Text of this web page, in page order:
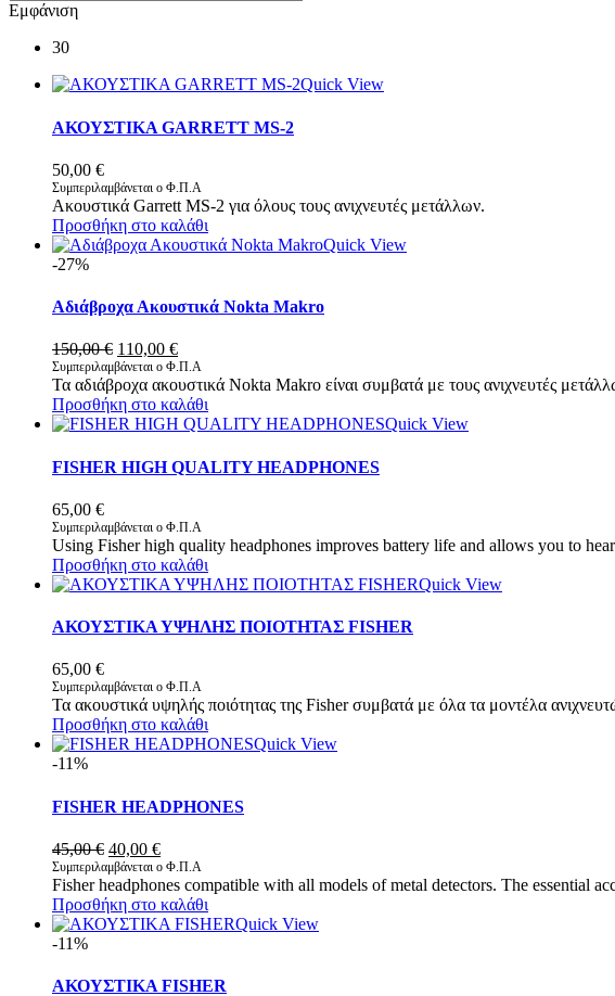
Εμφάνιση
30
Quick View
ΑΚΟΥΣΤΙΚΑ GARRETT MS-2
50,00 €
Συμπεριλαμβάνεται ο Φ.Π.Α
Ακουστικά Garrett MS-2 για όλους τους ανιχνευτές μετάλλων.
Προσθήκη στο καλάθι
Quick View
-27%
Αδιάβροχα Ακουστικά Nokta Makro
150,00€ Original
price
was:
150,00 €.
110,00 €Η
τρέχουσα
τιμή
είναι:
110,00 €.
Συμπεριλαμβάνεται ο Φ.Π.Α
Τα αδιάβροχα ακουστικά Nokta Makro είναι συμβατά με τους ανιχνευτές
Προσθήκη στο καλάθι
Quick View
FISHER HIGH QUALITY HEADPHONES
65,00 €
Συμπεριλαμβάνεται ο Φ.Π.Α
Using Fisher high quality headphones improves battery life and allows you to
Προσθήκη στο καλάθι
Quick View
ΑΚΟΥΣΤΙΚΑ ΥΨΗΛΗΣ ΠΟΙΟΤΗΤΑΣ FISHER
65,00 €
Συμπεριλαμβάνεται ο Φ.Π.Α
Τα ακουστικά υψηλής ποιότητας της Fisher συμβατά με όλα τα μοντέλα
Προσθήκη στο καλάθι
Quick View
-11%
FISHER HEADPHONES
45,00€ Original
price
was:
45,00 €.
40,00 €Η
τρέχουσα
τιμή
είναι:
40,00 €.
Συμπεριλαμβάνεται ο Φ.Π.Α
Fisher headphones compatible with all models of metal detectors. The essential
Προσθήκη στο καλάθι
Quick View
-11%
ΑΚΟΥΣΤΙΚΑ FISHER